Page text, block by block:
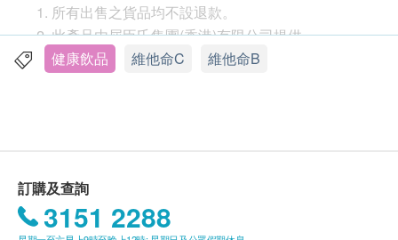
所有出售之貨品均不設退款。
此產品由屈臣氏集團(香港)有限公司提供。
如有任何爭議，屈臣氏集團(香港)有限公司及健康
HK$80運費。
我們將於確定訂單後15個工作天內，依地區之貨期
健康飲品 維他命C 維他命B
訂購及查詢
3151 2288